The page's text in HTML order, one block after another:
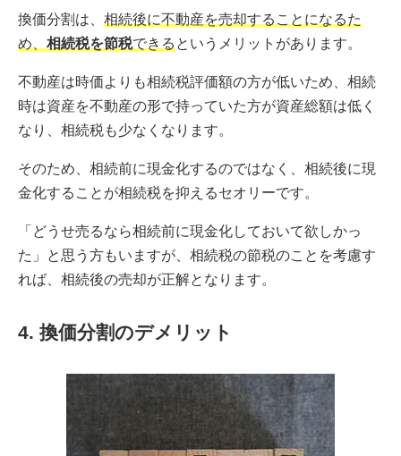
換価分割は、 相続後に不動産を売却することになるた
め、 相続税を節税できる というメリットがあります。
不動産は時価よりも相続税評価額の方が低いため、相続
時は資産を不動産の形で持っていた方が資産総額は低く
なり、相続税も少なくなります。
そのため、相続前に現金化するのではなく、相続後に現
金化することが相続税を抑えるセオリーです。
「どうせ売るなら相続前に現金化しておいて欲しかっ
た」と思う方もいますが、相続税の節税のことを考慮す
れば、相続後の売却が正解となります。
4. 換価分割のデメリット